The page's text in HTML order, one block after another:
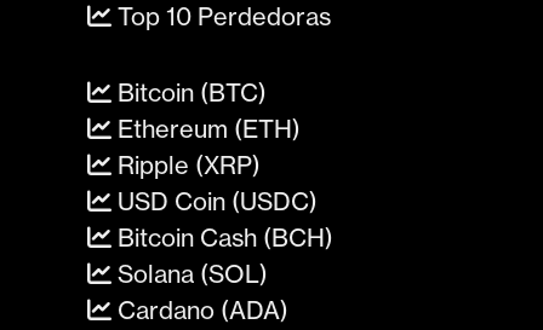
Top 10 Perdedoras
Bitcoin (BTC)
Ethereum (ETH)
Ripple (XRP)
USD Coin (USDC)
Bitcoin Cash (BCH)
Solana (SOL)
Cardano (ADA)